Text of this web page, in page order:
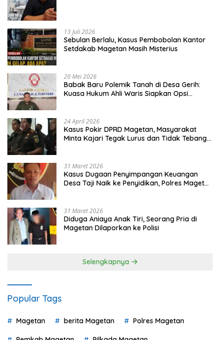
13 Juli 2026
Sebulan Berlalu, Kasus Pembobolan Kantor
Setdakab Magetan Masih Misterius
20 Mei 2026
Babak Baru Polemik Tanah di Desa Gerih:
Kuasa Hukum Ahli Waris Siapkan Opsi
24 April 2026
Kasus Pokir DPRD Magetan, Masyarakat
Minta Kajari Tegak Lurus dan Tidak Tebang
31 Maret 2026
Kasus Dugaan Penyimpangan Keuangan
Desa Taji Naik ke Penyidikan, Polres Magetan
31 Maret 2026
Diduga Aniaya Anak Tiri, Seorang Pria di
Magetan Dilaporkan ke Polisi
Selengkapnya
Popular Tags
Magetan berita Magetan Polres Magetan